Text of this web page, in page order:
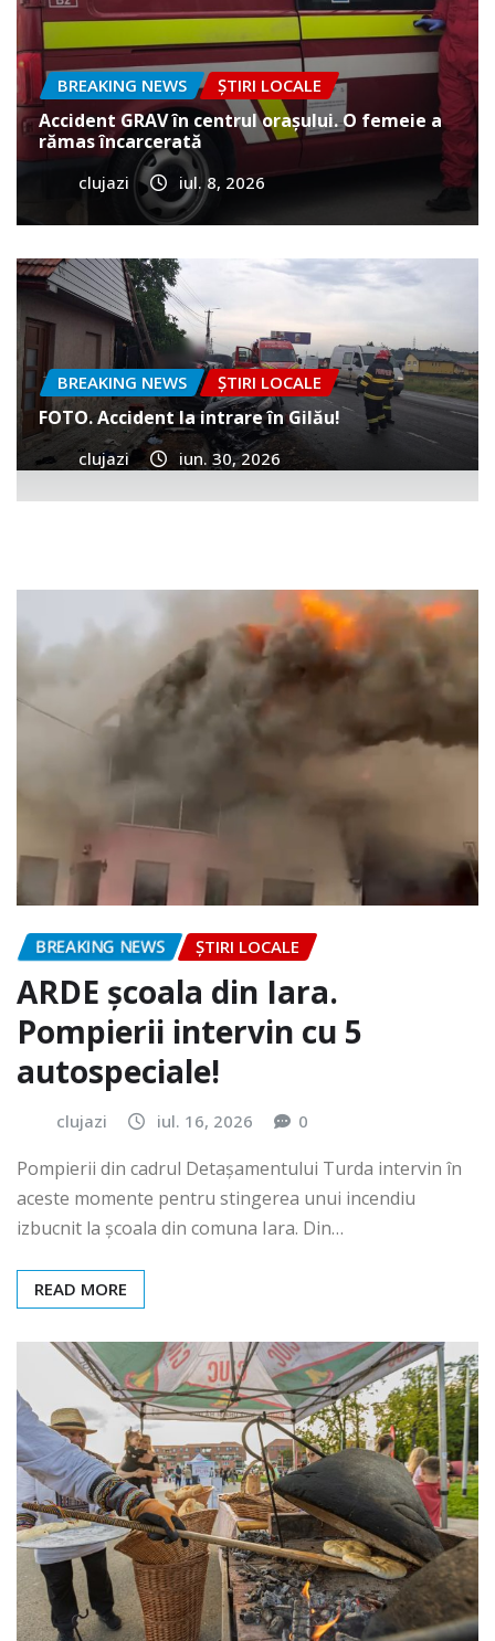
BREAKING NEWS ȘTIRI LOCALE
Accident GRAV în centrul orașului. O femeie a
rămas încarcerată
clujazi iul. 8, 2026
BREAKING NEWS ȘTIRI LOCALE
FOTO. Accident la intrare în Gilău!
clujazi iun. 30, 2026
BREAKING NEWS ȘTIRI LOCALE
ARDE școala din Iara.
Pompierii intervin cu 5
autospeciale!
clujazi iul. 16, 2026 0
Pompierii din cadrul Detașamentului Turda intervin în
aceste momente pentru stingerea unui incendiu
izbucnit la școala din comuna Iara. Din…
READ MORE